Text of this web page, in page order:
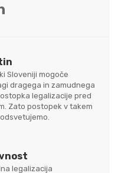
Sloveniji mogoče
dragega in zamudnega
legalizacije pred
Zato postopek v takem
legalizacija